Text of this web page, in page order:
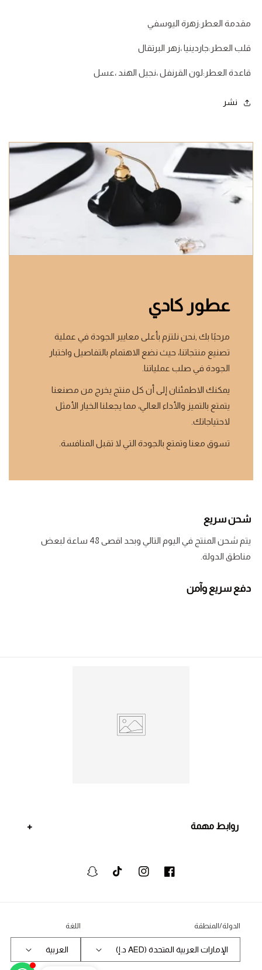
مقدمة العطر:زهرة اليوسفي
قلب العطر:جاردينيا ،زهر البرتقال
قاعدة العطر:لون القرنفل ،نجيل الهند ،عسل
نشر
عطور كادي
مرحبًا بك ,نحن نلتزم بأعلى معايير الجودة في عملية
تصنيع منتجاتنا، حيث نضع الاهتمام بالتفاصيل واختبار
الجودة في صلب عملياتنا.
يمكنك الاطمئنان إلى أن كل منتج يخرج من مصنعنا
يتمتع بالتميز والأداء العالي، مما يجعلنا الخيار الأمثل
لاحتياجاتك.
تسوق معنا وتمتع بالجودة التي لا تقبل المنافسة.
شحن سريع
يتم شحن المنتج في اليوم التالي وبحد اقصى 48 ساعة لبعض
مناطق الدولة.
دفع سريع وآمن
روابط مهمة
فيسبوكانستجرام تيكتوك سنابشات
الدولة/المنطقة
الإمارات العربية المتحدة (AED د.إ)
اللغة
العربية